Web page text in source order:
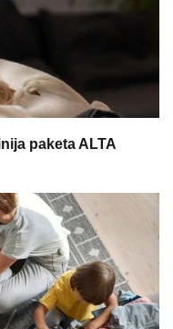
paketa ALTA